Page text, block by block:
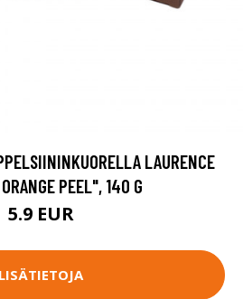
LAURENCE
PEEL", 140 G
5.9 EUR
LISÄTIETOJA